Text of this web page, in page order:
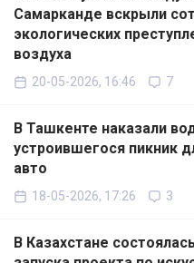
Самарканде вскрыли
экологических
воздуха
20-05-2026, 16:46 7
В Ташкенте наказали
устроившегося пикник
авто
18-05-2026, 17:26 3
В Казахстане